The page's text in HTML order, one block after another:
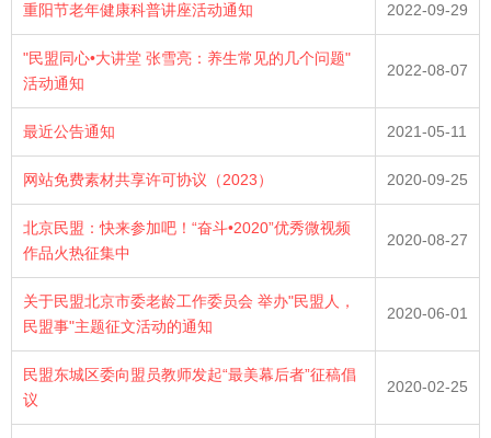
重阳节老年健康科普讲座活动通知 2022-09-29
"民盟同心•大讲堂 张雪亮：养生常见的几个问题"
活动通知
2022-08-07
最近公告通知 2021-05-11
网站免费素材共享许可协议（2023） 2020-09-25
北京民盟：快来参加吧！“奋斗•2020”优秀微视频
作品火热征集中
2020-08-27
关于民盟北京市委老龄工作委员会 举办"民盟人，
民盟事"主题征文活动的通知
2020-06-01
民盟东城区委向盟员教师发起“最美幕后者”征稿倡
议
2020-02-25